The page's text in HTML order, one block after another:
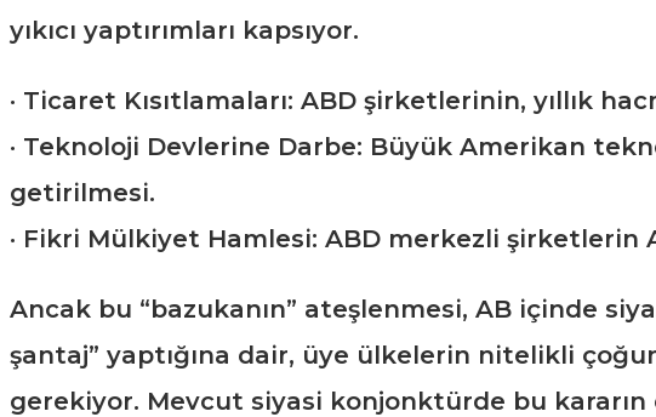
yıkıcı yaptırımları kapsıyor.
· Ticaret Kısıtlamaları: ABD şirketlerinin, yıllık
· Teknoloji Devlerine Darbe: Büyük Amerikan
getirilmesi.
· Fikri Mülkiyet Hamlesi: ABD merkezli şirketlerin
Ancak bu “bazukanın” ateşlenmesi, AB içinde
şantaj” yaptığına dair, üye ülkelerin nitelikli
gerekiyor. Mevcut siyasi konjonktürde bu